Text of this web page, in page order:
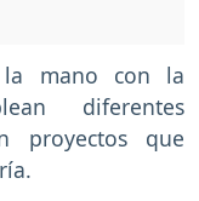
mano con la
diferentes
proyectos que